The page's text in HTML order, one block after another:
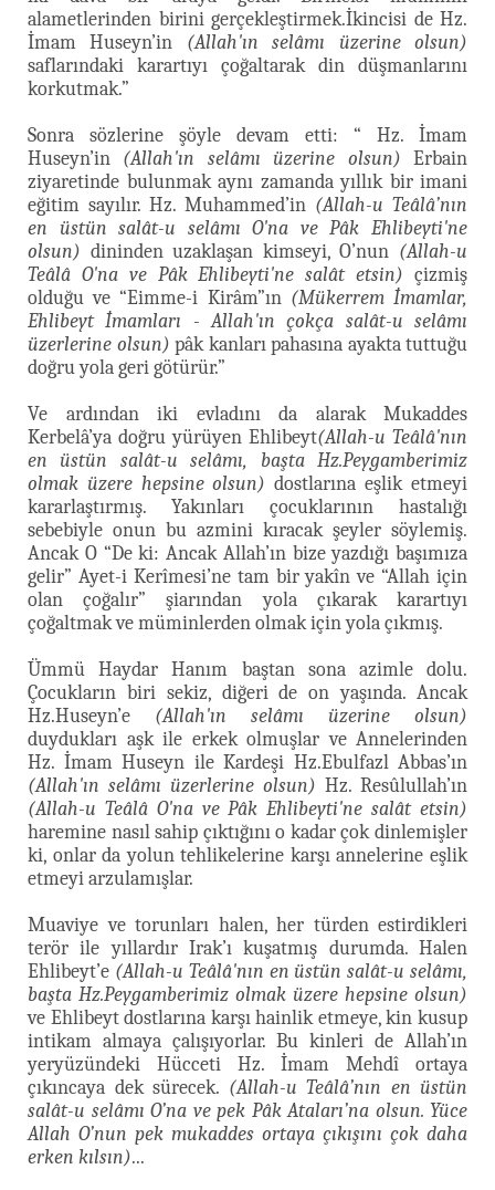
alametlerinden birini gerçekleştirmek.İkincisi de Hz.
İmam Huseyn’in (Allah'ın selâmı üzerine olsun)
saflarındaki karartıyı çoğaltarak din düşmanlarını
korkutmak.”
Sonra sözlerine şöyle devam etti: “ Hz. İmam
Huseyn’in (Allah'ın selâmı üzerine olsun) Erbain
ziyaretinde bulunmak aynı zamanda yıllık bir imani
eğitim sayılır. Hz. Muhammed’in (Allah-u Teâlâ’nın
en üstün salât-u selâmı O'na ve Pâk Ehlibeyti'ne
olsun) dininden uzaklaşan kimseyi, O’nun (Allah-u
Teâlâ O'na ve Pâk Ehlibeyti'ne salât etsin) çizmiş
olduğu ve “Eimme-i Kirâm”ın (Mükerrem İmamlar,
Ehlibeyt İmamları - Allah'ın çokça salât-u selâmı
üzerlerine olsun) pâk kanları pahasına ayakta tuttuğu
doğru yola geri götürür.”
Ve ardından iki evladını da alarak Mukaddes
Kerbelâ’ya doğru yürüyen Ehlibeyt(Allah-u Teâlâ'nın
en üstün salât-u selâmı, başta Hz.Peygamberimiz
olmak üzere hepsine olsun) dostlarına eşlik etmeyi
kararlaştırmış. Yakınları çocuklarının hastalığı
sebebiyle onun bu azmini kıracak şeyler söylemiş.
Ancak O “De ki: Ancak Allah’ın bize yazdığı başımıza
gelir” Ayet-i Kerîmesi’ne tam bir yakîn ve “Allah için
olan çoğalır” şiarından yola çıkarak karartıyı
çoğaltmak ve müminlerden olmak için yola çıkmış.
Ümmü Haydar Hanım baştan sona azimle dolu.
Çocukların biri sekiz, diğeri de on yaşında. Ancak
Hz.Huseyn’e (Allah'ın selâmı üzerine olsun)
duydukları aşk ile erkek olmuşlar ve Annelerinden
Hz. İmam Huseyn ile Kardeşi Hz.Ebulfazl Abbas’ın
(Allah'ın selâmı üzerlerine olsun) Hz. Resûlullah’ın
(Allah-u Teâlâ O'na ve Pâk Ehlibeyti'ne salât etsin)
haremine nasıl sahip çıktığını o kadar çok dinlemişler
ki, onlar da yolun tehlikelerine karşı annelerine eşlik
etmeyi arzulamışlar.
Muaviye ve torunları halen, her türden estirdikleri
terör ile yıllardır Irak’ı kuşatmış durumda. Halen
Ehlibeyt’e (Allah-u Teâlâ'nın en üstün salât-u selâmı,
başta Hz.Peygamberimiz olmak üzere hepsine olsun)
ve Ehlibeyt dostlarına karşı hainlik etmeye, kin kusup
intikam almaya çalışıyorlar. Bu kinleri de Allah’ın
yeryüzündeki Hücceti Hz. İmam Mehdî ortaya
çıkıncaya dek sürecek. (Allah-u Teâlâ’nın en üstün
salât-u selâmı O’na ve pek Pâk Ataları’na olsun. Yüce
Allah O’nun pek mukaddes ortaya çıkışını çok daha
erken kılsın)...